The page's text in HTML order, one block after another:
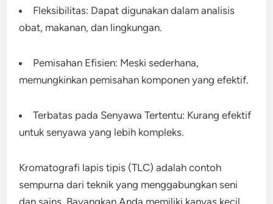
Fleksibilitas: Dapat digunakan dalam analisis
obat, makanan, dan lingkungan.
Pemisahan Efisien: Meski sederhana,
memungkinkan pemisahan komponen yang efektif.
Terbatas pada Senyawa Tertentu: Kurang efektif
untuk senyawa yang lebih kompleks.
Kromatografi lapis tipis (TLC) adalah contoh
sempurna dari teknik yang menggabungkan seni
dan sains. Bayangkan Anda memiliki kanvas kecil